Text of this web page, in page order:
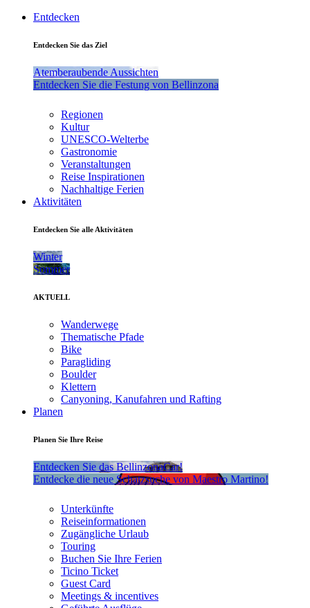
Entdecken
Entdecken Sie das Ziel
Atemberaubende Aussichten
Entdecken Sie die Festung von Bellinzona
Regionen
Kultur
UNESCO-Welterbe
Gastronomie
Veranstaltungen
Reise Inspirationen
Nachhaltige Ferien
Aktivitäten
Entdecken Sie alle Aktivitäten
Winter
Sommer
AKTUELL
Wanderwege
Thematische Pfade
Bike
Paragliding
Boulder
Klettern
Canyoning, Kanufahren und Rafting
Planen
Planen Sie Ihre Reise
Entdecken Sie das BellinzonaCar!
Entdecke die neue Schatzsuche von Maestro Martino!
Unterkünfte
Reiseinformationen
Zugängliche Urlaub
Touring
Buchen Sie Ihre Ferien
Ticino Ticket
Guest Card
Meetings & incentives